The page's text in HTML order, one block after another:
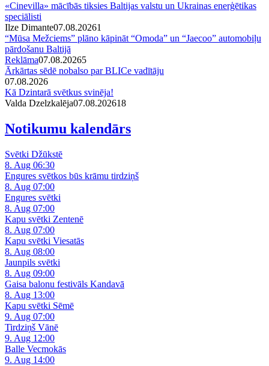
«Cinevilla» mācībās tiksies Baltijas valstu un Ukrainas enerģētikas
speciālisti
Ilze Dimante07.08.20261
“Mūsa Mežciems” plāno kāpināt “Omoda” un “Jaecoo” automobiļu
pārdošanu Baltijā
Reklāma07.08.20265
Ārkārtas sēdē nobalso par BLICe vadītāju
07.08.2026
Kā Dzintarā svētkus svinēja!
Valda Dzelzkalēja07.08.202618
Notikumu kalendārs
Svētki Džūkstē
8. Aug 06:30
Engures svētkos būs krāmu tirdziņš
8. Aug 07:00
Engures svētki
8. Aug 07:00
Kapu svētki Zentenē
8. Aug 07:00
Kapu svētki Viesatās
8. Aug 08:00
Jaunpils svētki
8. Aug 09:00
Gaisa balonu festivāls Kandavā
8. Aug 13:00
Kapu svētki Sēmē
9. Aug 07:00
Tirdziņš Vānē
9. Aug 12:00
Balle Vecmokās
9. Aug 14:00